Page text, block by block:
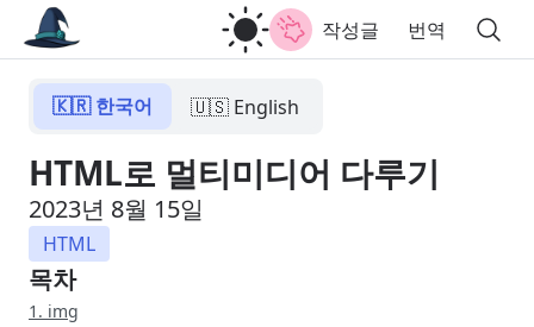
작성글 번역
🇰🇷 한국어 🇺🇸 English
HTML로 멀티미디어 다루기
2023년 8월 15일
HTML
목차
1. img